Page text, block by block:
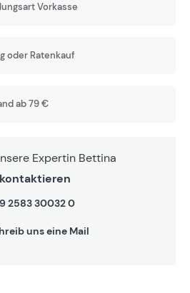
Vorkasse
oder Ratenkauf
ab 79 €
Expertin Bettina
2583 30032 0
uns eine Mail